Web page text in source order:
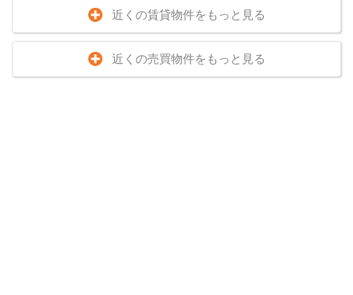
近くの賃貸物件をもっと見る
近くの売買物件をもっと見る